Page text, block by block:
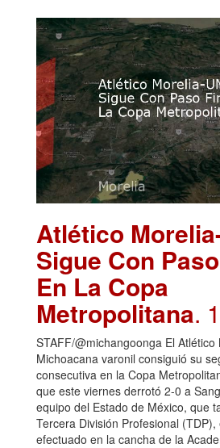
Atlético
Sigue Con
En La Copa
Metropolitana.
STAFF/@michangoonga El
Michoacana varonil consiguió su
consecutiva en la Copa
que este viernes derrotó 2-0 a
equipo del Estado de México, que
Tercera División Profesional
efectuado en la cancha de la